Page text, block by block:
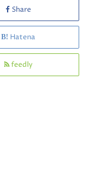
Share
Hatena
feedly